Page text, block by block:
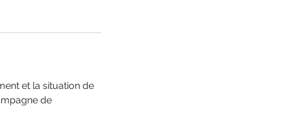
et la situation de
de